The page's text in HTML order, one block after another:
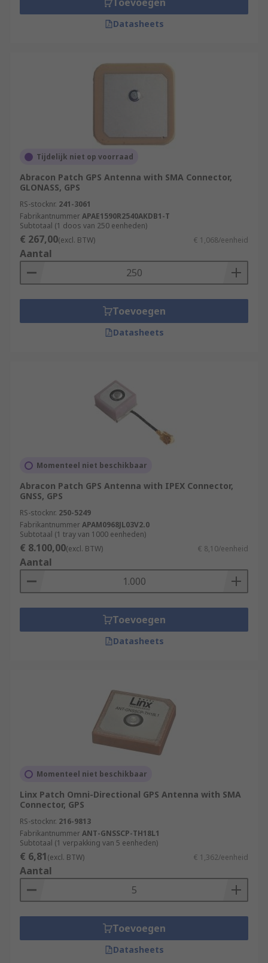
signal, then an External GPS Antenna
Active Antennas
come with powerful
amplifiers that permit them to pick signals
from longer distances. In fact, the signals
Datasheets
Tijdelijk niet op voorraad
Abracon Patch GPS Antenna with SMA Connector,
GLONASS, GPS
RS-stocknr. 241-3061
FabrikantnummerAPAE1590R2540AKDB1-T
Subtotaal (1 doos van 250 eenheden)
€ 267,00(excl. BTW) € 1,068/eenheid
Aantal
Toevoegen
Datasheets
Momenteel niet beschikbaar
Abracon Patch GPS Antenna with IPEX Connector,
GNSS, GPS
RS-stocknr. 250-5249
FabrikantnummerAPAM0968JL03V2.0
Subtotaal (1 tray van 1000 eenheden)
€ 8.100,00(excl. BTW) € 8,10/eenheid
Aantal
Toevoegen
Datasheets
Momenteel niet beschikbaar
Linx Patch Omni-Directional GPS Antenna with SMA
Connector, GPS
RS-stocknr. 216-9813
FabrikantnummerANT-GNSSCP-TH18L1
Subtotaal (1 verpakking van 5 eenheden)
€ 6,81(excl. BTW) € 1,362/eenheid
Aantal
Toevoegen
Datasheets